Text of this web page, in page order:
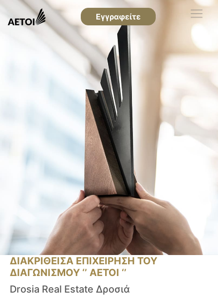
Εγγραφείτε
ΔΙΑΚΡΙΘΕΙΣΑ ΕΠΙΧΕΙΡΗΣΗ ΤΟΥ
ΔΙΑΓΩΝΙΣΜΟΥ ‘’ ΑΕΤΟΙ ‘’
Drosia Real Estate Δροσιά